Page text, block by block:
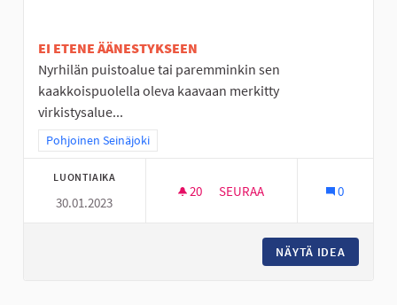
EI ETENE ÄÄNESTYKSEEN
Nyrhilän puistoalue tai paremminkin sen
kaakkoispuolella oleva kaavaan merkitty
virkistysalue...
Rajaa tulokset teeman mukaan: Pohjoinen Seinäjoki
Pohjoinen Seinäjoki
LUONTIAIKA
30.01.2023
20 20 SEURAAJAA
SEURAA 0
NÄYTÄ IDEA